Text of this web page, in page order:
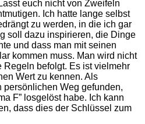
euch nicht von Zweifeln
Ich hatte lange selbst
zu werden, in die ich gar
soll dazu inspirieren, die Dinge
und dass man mit seinen
kommen muss. Man wird nicht
Regeln befolgt. Es ist vielmehr
Wert zu kennen. Als
persönlichen Weg gefunden,
F” losgelöst habe. Ich kann
dass dies der Schlüssel zum